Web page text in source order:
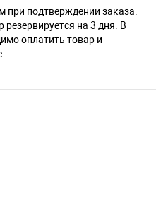
при подтверждении заказа.
резервируется на 3 дня. В
оплатить товар и